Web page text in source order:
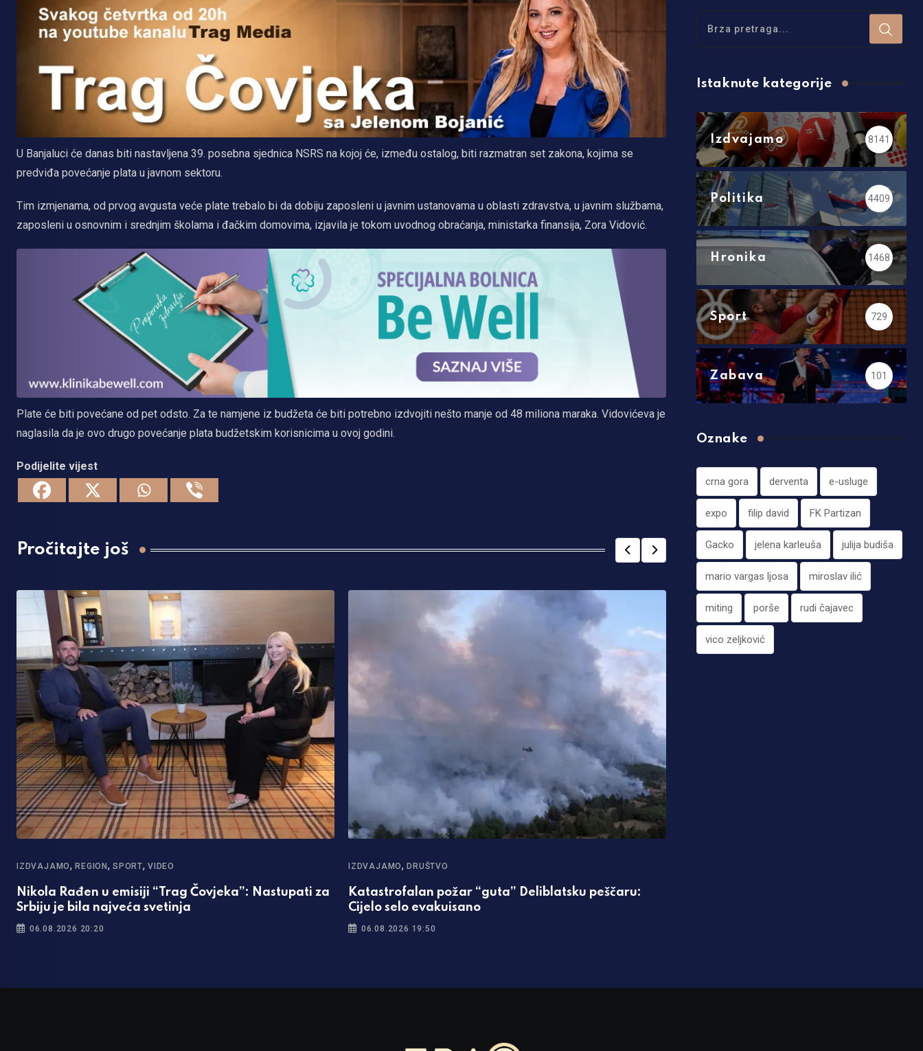
U Banjaluci će danas biti nastavljena 39. posebna sjednica NSRS na kojoj će, između ostalog, biti razmatran set zakona, kojima se
predviđa povećanje plata u javnom sektoru.
Tim izmjenama, od prvog avgusta veće plate trebalo bi da dobiju zaposleni u javnim ustanovama u oblasti zdravstva, u javnim službama,
zaposleni u osnovnim i srednjim školama i đačkim domovima, izjavila je tokom uvodnog obraćanja, ministarka finansija, Zora Vidović.
Plate će biti povećane od pet odsto. Za te namjene iz budžeta će biti potrebno izdvojiti nešto manje od 48 miliona maraka. Vidovićeva je
naglasila da je ovo drugo povećanje plata budžetskim korisnicima u ovoj godini.
Podijelite vijest
Pročitajte još
IZDVAJAMO,REGION,SPORT,VIDEO
Nikola Rađen u emisiji “Trag Čovjeka”: Nastupati za
Srbiju je bila najveća svetinja
06.08.2026 20:20
IZDVAJAMO,DRUŠTVO
Katastrofalan požar “guta” Deliblatsku peščaru:
Cijelo selo evakuisano
06.08.2026 19:50
Istaknute kategorije
Izdvajamo 8141
Politika 4409
Hronika 1468
Sport 729
Zabava 101
Oznake
crna gora derventa e-usluge
expo filip david FK Partizan
Gacko jelena karleuša julija budiša
mario vargas ljosa miroslav ilić
miting porše rudi čajavec
vico zeljković